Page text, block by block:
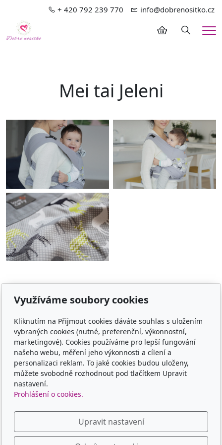
+ 420 792 239 770 info@dobrenositko.cz
Hledání
Mei tai Jeleni
Jaké nosítko vybrat
Obchodní podmínky
Platba, doprava, vrácení
Kontakt
Kontaktní formulář
Využíváme soubory cookies
Kliknutím na Přijmout cookies dáváte souhlas s uložením
vybraných cookies (nutné, preferenční, výkonnostní,
marketingové). Cookies používáme pro lepší fungování
našeho webu, měření jeho výkonnosti a cílení a
personalizaci reklam. To jaké cookies budou uloženy,
můžete svobodně rozhodnout pod tlačítkem Upravit
nastavení.
Prohlášení o cookies.
Upravit nastavení